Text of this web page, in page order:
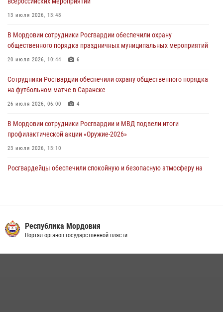
Сотрудники Росгвардии задержали жителя региона за нанесение
телесных повреждений соседу
Команда Управления Росгвардии по Республике Мордовия приняла
участие в чемпионате Приволжского округа по мини-футболу
13 июля 2026, 13:48
В Мордовии сотрудники Росгвардии обеспечили охрану
общественного порядка праздничных муниципальных мероприятий
20 июля 2026, 10:44 6
Сотрудники Росгвардии обеспечили охрану общественного порядка
на футбольном матче в Саранске
26 июля 2026, 06:00 4
В Мордовии сотрудники Росгвардии и МВД подвели итоги
профилактической акции «Оружие‑2026»
23 июля 2026, 13:10
Росгвардейцы обеспечили спокойную и безопасную атмосферу на
обеспечили безопасность на футбольных мероприятиях: от
регионального турнира до Суперкубка России
Республика Мордовия
Портал органов государственной власти